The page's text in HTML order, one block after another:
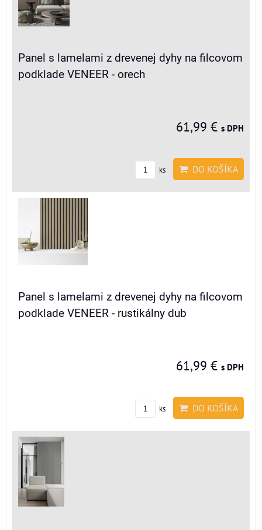
Panel s lamelami z drevenej dyhy na filcovom
podklade VENEER - orech
61,99 € s DPH
ks DO KOŠÍKA
Panel s lamelami z drevenej dyhy na filcovom
podklade VENEER - rustikálny dub
61,99 € s DPH
ks DO KOŠÍKA